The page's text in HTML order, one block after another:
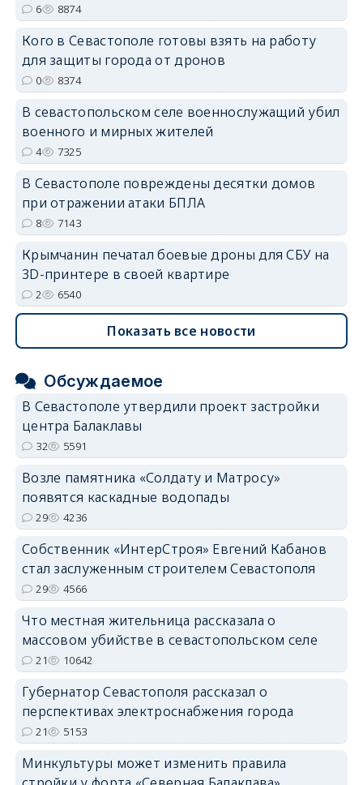
6 8874
Кого в Севастополе готовы взять на работу
для защиты города от дронов
0 8374
В севастопольском селе военнослужащий убил
военного и мирных жителей
4 7325
В Севастополе повреждены десятки домов
при отражении атаки БПЛА
8 7143
Крымчанин печатал боевые дроны для СБУ на
3D-принтере в своей квартире
2 6540
Показать все новости
Обсуждаемое
В Севастополе утвердили проект застройки
центра Балаклавы
32 5591
Возле памятника «Солдату и Матросу»
появятся каскадные водопады
29 4236
Собственник «ИнтерСтроя» Евгений Кабанов
стал заслуженным строителем Севастополя
29 4566
Что местная жительница рассказала о
массовом убийстве в севастопольском селе
21 10642
Губернатор Севастополя рассказал о
перспективах электроснабжения города
21 5153
Минкультуры может изменить правила